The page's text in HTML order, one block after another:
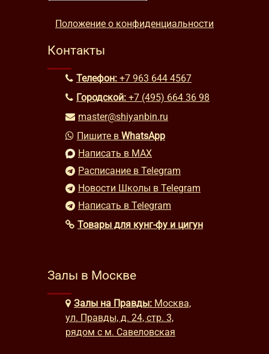
Положение о конфиденциальности
Контакты
Телефон: +7 963 644 4567
Городской: +7 (495) 664 36 98
master@shiyanbin.ru
Пишите в WhatsApp
Написать в MAX
Расписание в Telegram
Новости Школы в Telegram
Написать в Telegram
Товары для кунг-фу и цигун
Залы в Москве
Залы на Правды: Москва,
ул. Правды, д. 24, стр. 3,
рядом с м. Савеловская